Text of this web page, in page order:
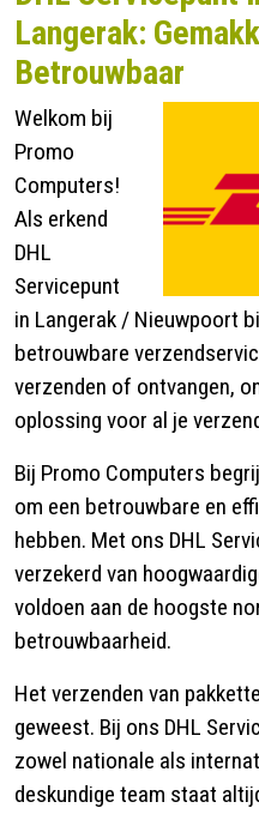
Contact
Langerak:
Betrouwbaar
Welkom bij
Promo
Computers!
Als erkend
DHL
Servicepunt
in Langerak / Nieuwpoort
betrouwbare
verzenden of ontvangen,
oplossing voor al je
Bij Promo Computers
om een betrouwbare en
hebben. Met ons DHL
verzekerd van
voldoen aan de hoogste
betrouwbaarheid.
Het verzenden van
geweest. Bij ons DHL
zowel nationale als
deskundige team staat